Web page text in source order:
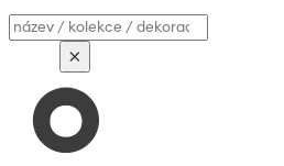
Vyhledávání
×